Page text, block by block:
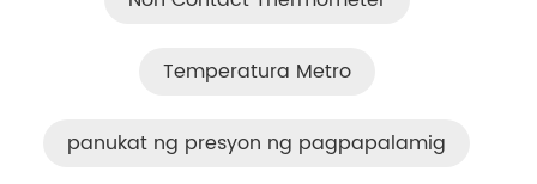
Temperatura Metro
panukat ng presyon ng pagpapalamig